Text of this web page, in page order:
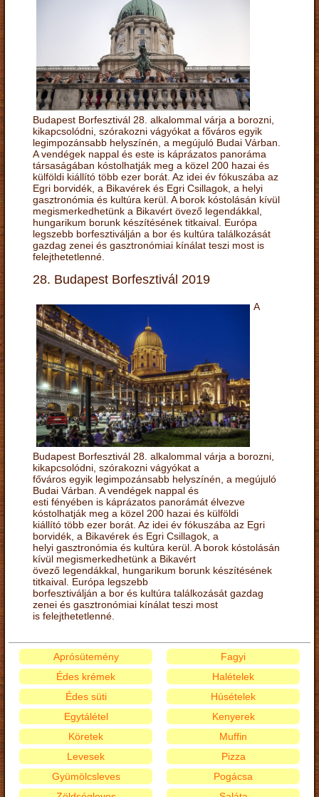
Budapest Borfesztivál 28. alkalommal várja a borozni,
kikapcsolódni, szórakozni vágyókat a főváros egyik
legimpozánsabb helyszínén, a megújuló Budai Várban.
A vendégek nappal és este is káprázatos panoráma
társaságában kóstolhatják meg a közel 200 hazai és
külföldi kiállító több ezer borát. Az idei év fókuszába az
Egri borvidék, a Bikavérek és Egri Csillagok, a helyi
gasztronómia és kultúra kerül. A borok kóstolásán kívül
megismerkedhetünk a Bikavért övező legendákkal,
hungarikum borunk készítésének titkaival. Európa
legszebb borfesztiválján a bor és kultúra találkozását
gazdag zenei és gasztronómiai kínálat teszi most is
felejthetetlenné.
28. Budapest Borfesztivál 2019
A
Budapest Borfesztivál 28. alkalommal várja a borozni,
kikapcsolódni, szórakozni vágyókat a
főváros egyik legimpozánsabb helyszínén, a megújuló
Budai Várban. A vendégek nappal és
esti fényében is káprázatos panorámát élvezve
kóstolhatják meg a közel 200 hazai és külföldi
kiállító több ezer borát. Az idei év fókuszába az Egri
borvidék, a Bikavérek és Egri Csillagok, a
helyi gasztronómia és kultúra kerül. A borok kóstolásán
kívül megismerkedhetünk a Bikavért
övező legendákkal, hungarikum borunk készítésének
titkaival. Európa legszebb
borfesztiválján a bor és kultúra találkozását gazdag
zenei és gasztronómiai kínálat teszi most
is felejthetetlenné.
Aprósütemény
Édes krémek
Édes süti
Egytálétel
Fagyi
Halételek
Húsételek
Kenyerek
Köretek
Levesek
Gyümölcsleves
Muffin
Pizza
Pogácsa